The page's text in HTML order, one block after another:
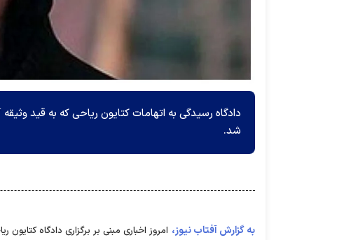
دادگاه رسیدگی به اتهامات کتایون ریاحی که به قید وثیقه
شد.
به گزارش آفتاب نیوز، امروز اخباری مبنی بر برگزاری دادگاه